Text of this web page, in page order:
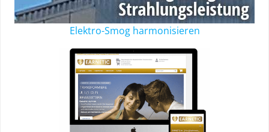
Elektro-Smog harmonisieren